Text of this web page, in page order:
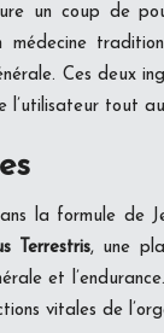
un coup de
médecine
Ces deux
tout
la formule de
Terrestris, une
et
vitales de